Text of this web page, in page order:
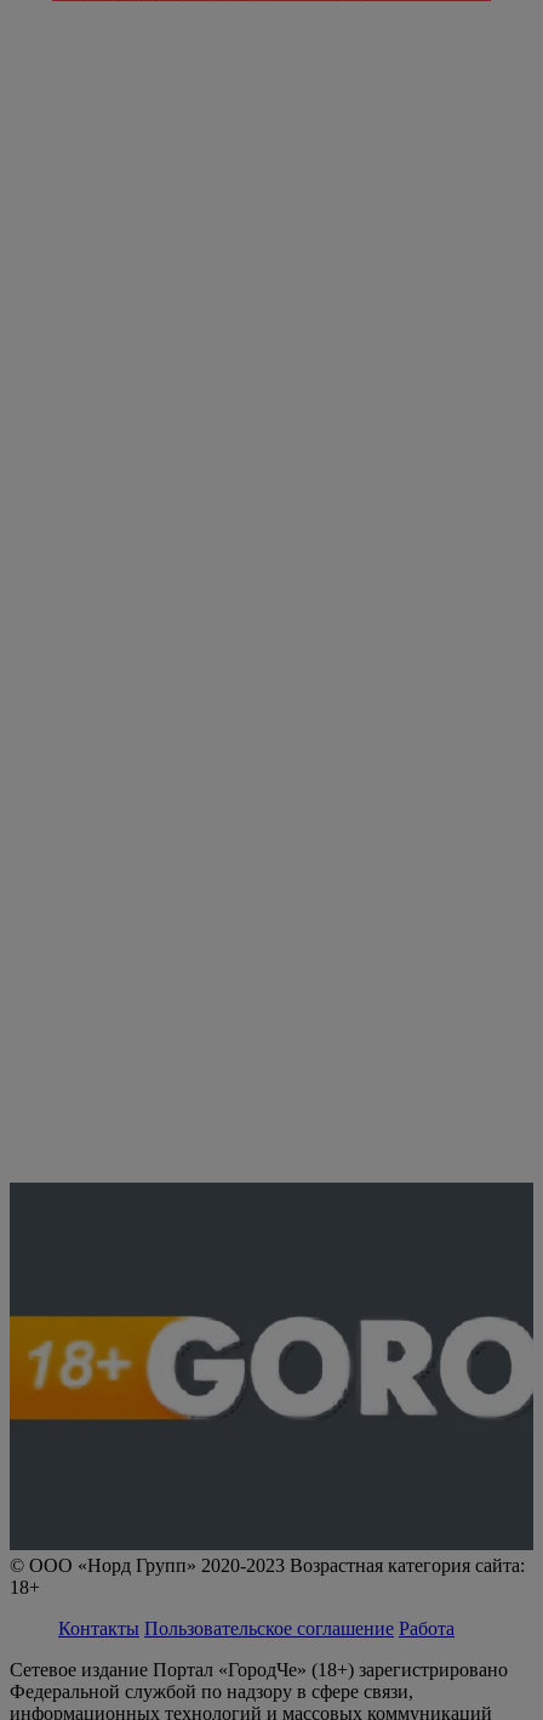
© ООО «Норд Групп» 2020-2023 Возрастная категория сайта:
18+
Контакты Пользовательское соглашение Работа
Сетевое издание Портал «ГородЧе» (18+) зарегистрировано
Федеральной службой по надзору в сфере связи,
информационных технологий и массовых коммуникаций